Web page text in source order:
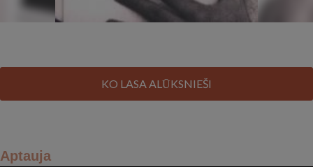
KO LASA ALŪKSNIEŠI
Aptauja